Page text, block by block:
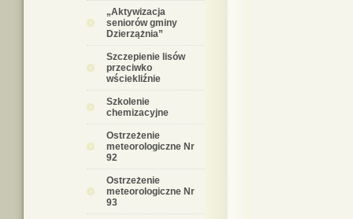
„Aktywizacja
seniorów gminy
Dzierzążnia”
Szczepienie lisów
przeciwko
wściekliźnie
Szkolenie
chemizacyjne
Ostrzeżenie
meteorologiczne Nr
92
Ostrzeżenie
meteorologiczne Nr
93